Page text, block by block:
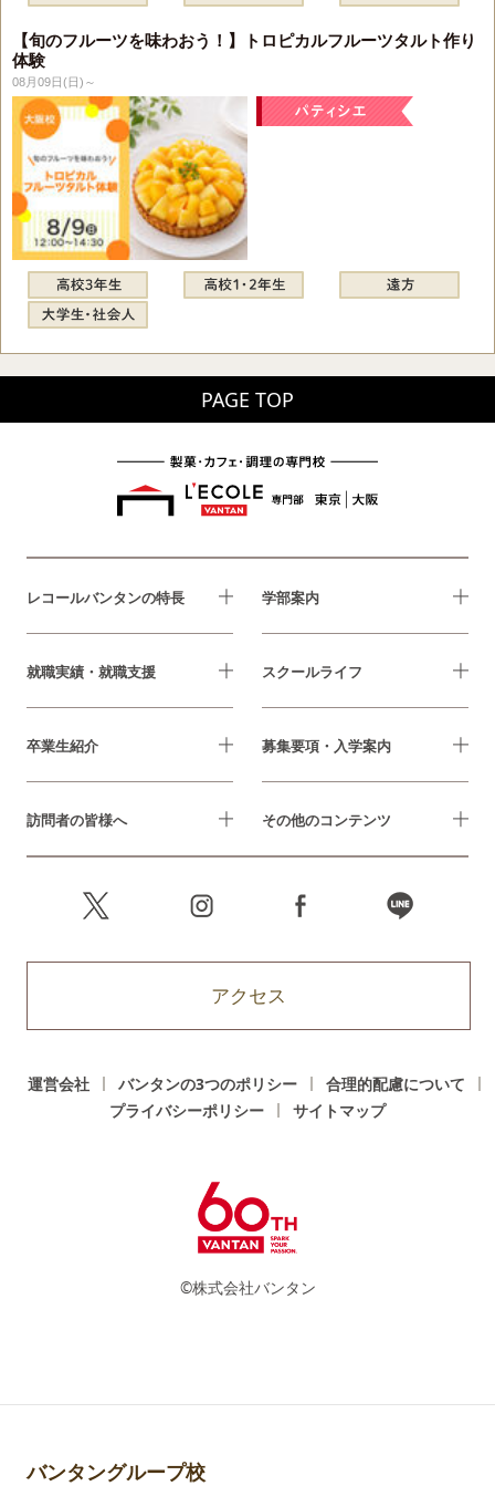
【旬のフルーツを味わおう！】トロピカルフルーツタルト作り
体験
08月09日(日)～
PAGE TOP
レコールバンタンの特長 学部案内
就職実績・就職支援 スクールライフ
卒業生紹介 募集要項・入学案内
訪問者の皆様へ その他のコンテンツ
アクセス
運営会社 バンタンの3つのポリシー
合理的配慮について
プライバシーポリシー
サイトマップ
©株式会社バンタン
バンタングループ校